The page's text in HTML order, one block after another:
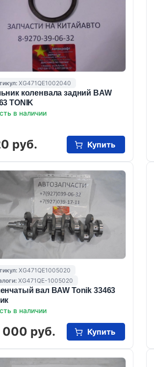
XG471QE1002040
коленвала задний BAW
TONIK
в наличии
руб. Купить
XG471QE1005020
XG471QE-1005020
вал BAW Tonik 33463
в наличии
000 руб. Купить